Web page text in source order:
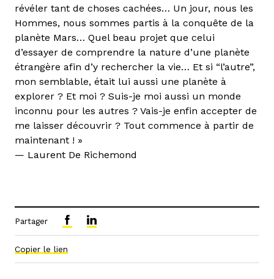
révéler tant de choses cachées… Un jour, nous les
Hommes, nous sommes partis à la conquête de la
planète Mars… Quel beau projet que celui
d’essayer de comprendre la nature d’une planète
étrangère afin d’y rechercher la vie… Et si “l’autre”,
mon semblable, était lui aussi une planète à
explorer ? Et moi ? Suis-je moi aussi un monde
inconnu pour les autres ? Vais-je enfin accepter de
me laisser découvrir ? Tout commence à partir de
maintenant ! »
— Laurent De Richemond
Partager
Copier le lien